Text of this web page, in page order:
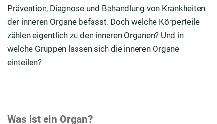
Wie funktioniert das Herz-Kreislauf-System?
Aus welchen inneren Organen besteht das
Verdauungssystem?
Immunsystem: Starke Abwehrkräfte dank
Prävention, Diagnose und Behandlung von Krankheiten
der inneren Organe befasst. Doch welche Körperteile
zählen eigentlich zu den inneren Organen? Und in
welche Gruppen lassen sich die inneren Organe
einteilen?
Was ist ein Organ?